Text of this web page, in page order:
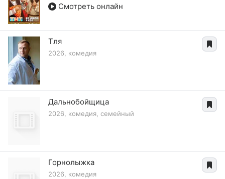
Смотреть онлайн
Тля
2026, комедия
Дальнобойщица
2026, комедия, семейный
Горнолыжка
2026, комедия